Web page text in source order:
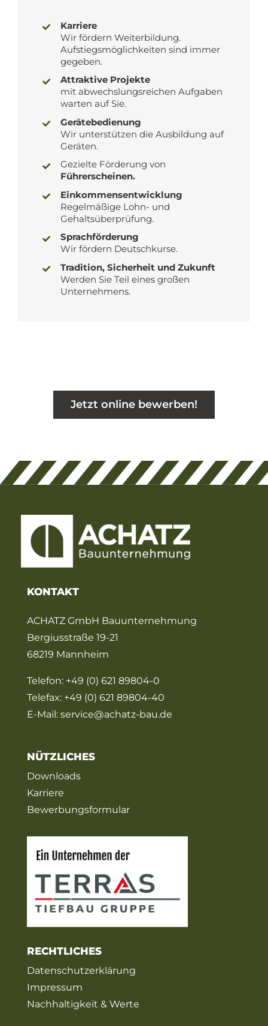
Karriere
Wir fördern Weiterbildung.
Aufstiegsmöglichkeiten sind immer
gegeben.
Attraktive Projekte
mit abwechslungsreichen Aufgaben
warten auf Sie.
Gerätebedienung
Wir unterstützen die Ausbildung auf
Geräten.
Gezielte Förderung von
Führerscheinen.
Einkommensentwicklung
Regelmäßige Lohn- und
Gehaltsüberprüfung.
Sprachförderung
Wir fördern Deutschkurse.
Tradition, Sicherheit und Zukunft
Werden Sie Teil eines großen
Unternehmens.
Jetzt online bewerben!
KONTAKT
ACHATZ GmbH Bauunternehmung
Bergiusstraße 19-21
68219 Mannheim
Telefon: +49 (0) 621 89804-0
Telefax: +49 (0) 621 89804-40
E-Mail: service@achatz-bau.de
NÜTZLICHES
Downloads
Karriere
Bewerbungsformular
RECHTLICHES
Datenschutzerklärung
Impressum
Nachhaltigkeit & Werte